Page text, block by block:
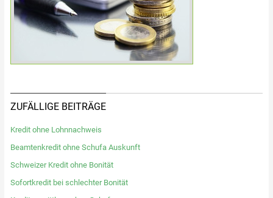
ZUFÄLLIGE BEITRÄGE
Kredit ohne Lohnnachweis
Beamtenkredit ohne Schufa Auskunft
Schweizer Kredit ohne Bonität
Sofortkredit bei schlechter Bonität